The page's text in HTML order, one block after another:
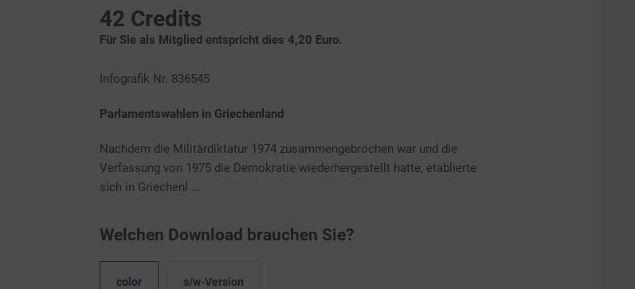
42 Credits
Für Sie als Mitglied entspricht dies 4,20 Euro.
Infografik Nr. 836545
Parlamentswahlen in Griechenland
Nachdem die Militärdiktatur 1974 zusammengebrochen war und die
Verfassung von 1975 die Demokratie wiederhergestellt hatte, etablierte
sich in Griechenl ...
Welchen Download brauchen Sie?
color s/w-Version